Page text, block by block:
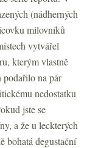
(nádherných
milovníků
vytvářel
kterým vlastně
podařilo na pár
nedostatku
jste se
a že u leckterých
bohatá degustační